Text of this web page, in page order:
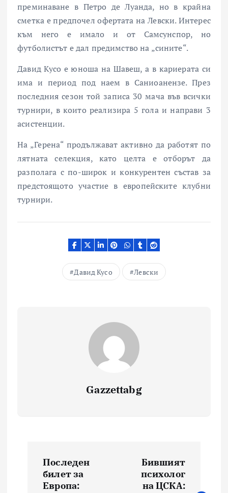
преминаване в Петро де Луанда, но в крайна
сметка е предпочел офертата на Левски. Интерес
към него е имало и от Самсунспор, но
футболистът е дал предимство на „сините“.
Давид Кусо е юноша на Шавеш, а в кариерата си
има и период под наем в Саниоанензе. През
последния сезон той записа 30 мача във всички
турнири, в които реализира 5 гола и направи 3
асистенции.
На „Герена“ продължават активно да работят по
лятната селекция, като целта е отборът да
разполага с по-широк и конкурентен състав за
предстоящото участие в европейските клубни
турнири.
Давид Кусо Левски
Gazzettabg
Навигация
Последен
билет за
Европа:
Бившият
психолог
на ЦСКА: